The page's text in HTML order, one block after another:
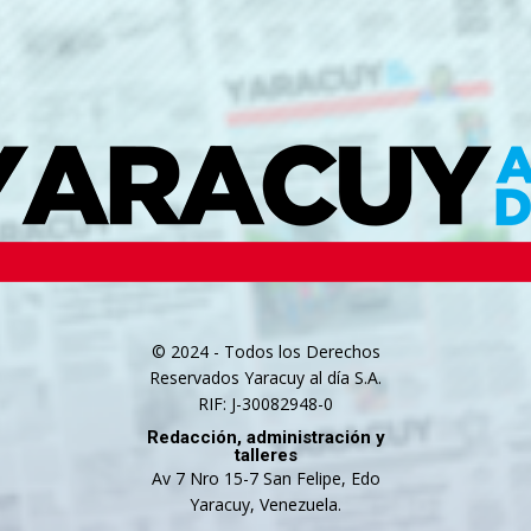
© 2024 - Todos los Derechos
Reservados Yaracuy al día S.A.
RIF: J-30082948-0
Redacción, administración y
talleres
Av 7 Nro 15-7 San Felipe, Edo
Yaracuy, Venezuela.